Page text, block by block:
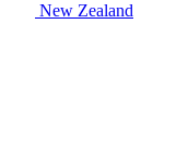
New Zealand